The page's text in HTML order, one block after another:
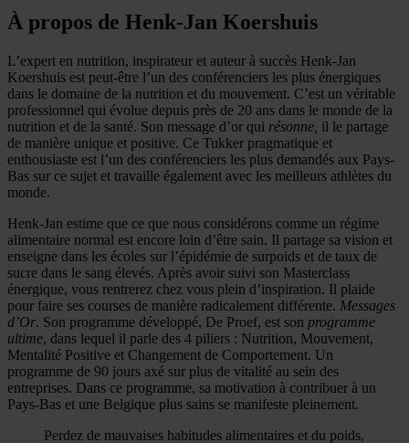
À propos de Henk-Jan Koershuis
L’expert en nutrition, inspirateur et auteur à succès Henk-Jan
Koershuis est peut-être l’un des conférenciers les plus énergiques
dans le domaine de la nutrition et du mouvement. C’est un véritable
professionnel qui évolue depuis près de 20 ans dans le monde de la
nutrition et de la santé. Son message d’or qui résonne, il le partage
de manière unique et positive. Ce Tukker pragmatique et
enthousiaste est l’un des conférenciers les plus demandés aux Pays-
Bas sur ce sujet et travaille également avec les meilleurs athlètes du
monde.
Henk-Jan estime que ce que nous considérons comme un régime
alimentaire normal est encore loin d’être sain. Il partage sa vision et
enseigne dans les écoles sur l’épidémie de surpoids et de taux de
sucre dans le sang élevés. Après avoir suivi son Masterclass
énergique, vous rentrerez chez vous plein d’inspiration. Il plaide
pour faire ses courses de manière radicalement différente. Messages
d’Or. Son programme développé, De Proef, est son programme
ultime, dans lequel il parle des 4 piliers : Nutrition, Mouvement,
Mentalité Positive et Changement de Comportement. Un
programme de 90 jours axé sur plus de vitalité au sein des
entreprises. Dans ce programme, sa motivation à contribuer à un
Pays-Bas et une Belgique plus sains se manifeste pleinement.
Perdez de mauvaises habitudes alimentaires et du poids,